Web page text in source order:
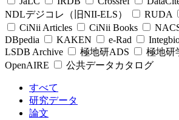
NDLデジコレ（旧NII-ELS）
RUDA
CiNii Articles
CiNii Books
DBpedia
KAKEN e-Rad
LSDB Archive
極地研ADS
極地研
OpenAIRE
公共データカタログ
すべて
研究データ
論文